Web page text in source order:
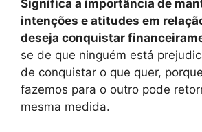
Significa a importância de
intenções e atitudes em
deseja conquistar
se de que ninguém está
de conquistar o que quer,
fazemos para o outro pode
mesma medida.